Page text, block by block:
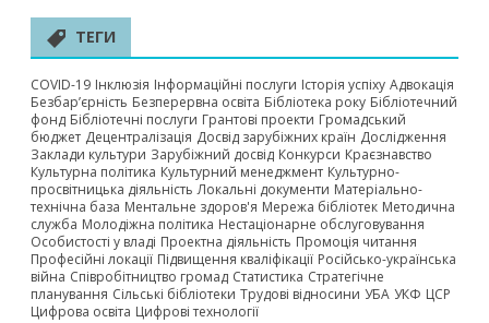
ТЕГИ
COVID-19 Інклюзія Інформаційні послуги Історія успіху Адвокація
Безбар’єрність Безперервна освіта Бібліотека року Бібліотечний
фонд Бібліотечні послуги Грантові проекти Громадський
бюджет Децентралізація Досвід зарубіжних країн Дослідження
Заклади культури Зарубіжний досвід Конкурси Краєзнавство
Культурна політика Культурний менеджмент Культурно-
просвітницька діяльність Локальні документи Матеріально-
технічна база Ментальне здоров'я Мережа бібліотек Методична
служба Молодіжна політика Нестаціонарне обслуговування
Особистості у владі Проектна діяльність Промоція читання
Професійні локації Підвищення кваліфікації Російсько-українська
війна Співробітництво громад Статистика Стратегічне
планування Сільські бібліотеки Трудові відносини УБА УКФ ЦСР
Цифрова освіта Цифрові технології